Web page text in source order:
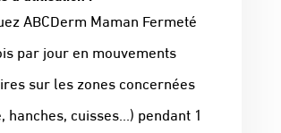
ABCDerm Maman Fermeté
par jour en mouvements
sur les zones concernées
hanches, cuisses…) pendant 1